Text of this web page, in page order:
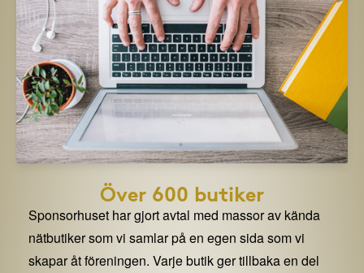
Över 600 butiker
Sponsorhuset har gjort avtal med massor av kända
nätbutiker som vi samlar på en egen sida som vi
skapar åt föreningen. Varje butik ger tillbaka en del